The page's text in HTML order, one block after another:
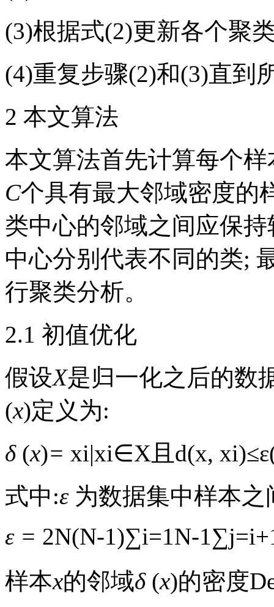
(3)根据式(2)更新各个聚
(4)重复步骤(2)和(3)直到
2 本文算法
本文算法首先计算每个
C个具有最大邻域密度的
类中心的邻域之间应保
中心分别代表不同的类;
行聚类分析。
2.1 初值优化
假设X是归一化之后的数
(x)定义为:
δ (x)= xi|xi∈X 且 d(x, xi)≤ε
式中:ε 为数据集中样本
ε = 2N(N-1)∑i=1N-1∑j=i+
样本x的邻域δ (x)的密度